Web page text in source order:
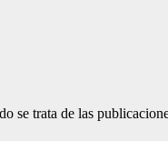
se trata de las